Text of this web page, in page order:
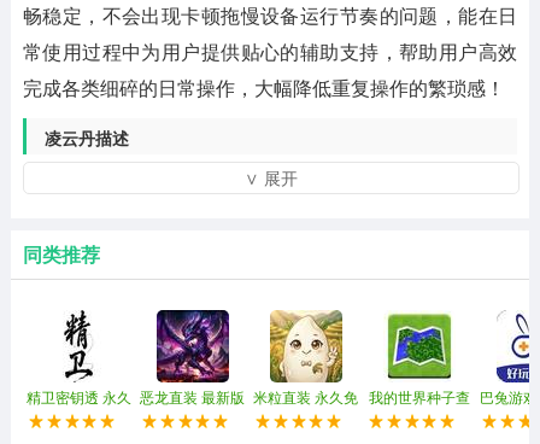
畅稳定，不会出现卡顿拖慢设备运行节奏的问题，能在日
常使用过程中为用户提供贴心的辅助支持，帮助用户高效
完成各类细碎的日常操作，大幅降低重复操作的繁琐感！
凌云丹描述
1、提高竞争胜率的核心辅助功能：
动瞄准可以帮助玩家锁定敌人，自动调整十字准线，大大
人，提前掌握他们的位置，抓住竞争优势，有效提高他们
赢得战斗的机会。
2、协助战术发展的数据支持：
∨ 展开
同类推荐
精卫密钥透 永久
免费版
恶龙直装 最新版 米粒直装 永久免
费版
我的世界种子查
询器 官方正版
巴兔游
卓